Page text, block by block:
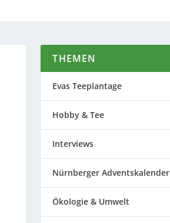
THEMEN
Evas Teeplantage
Hobby & Tee
Interviews
Nürnberger Adventskalender
Ökologie & Umwelt